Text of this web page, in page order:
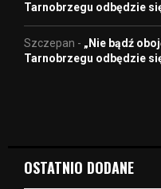
Tarnobrzegu odbędzie
Szczepan - „Nie bądź
Tarnobrzegu odbędzie
OSTATNIO DODANE